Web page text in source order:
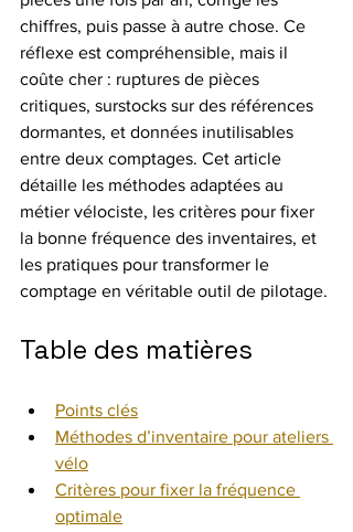
chiffres, puis passe à autre chose. Ce
réflexe est compréhensible, mais il
coûte cher : ruptures de pièces
critiques, surstocks sur des références
dormantes, et données inutilisables
entre deux comptages. Cet article
détaille les méthodes adaptées au
métier vélociste, les critères pour fixer
la bonne fréquence des inventaires, et
les pratiques pour transformer le
comptage en véritable outil de pilotage.
Table des matières
Points clés
Méthodes d’inventaire pour ateliers
vélo
Critères pour fixer la fréquence
optimale